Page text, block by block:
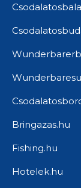
Bringazas.hu
Fishing.hu
Hotelek.hu